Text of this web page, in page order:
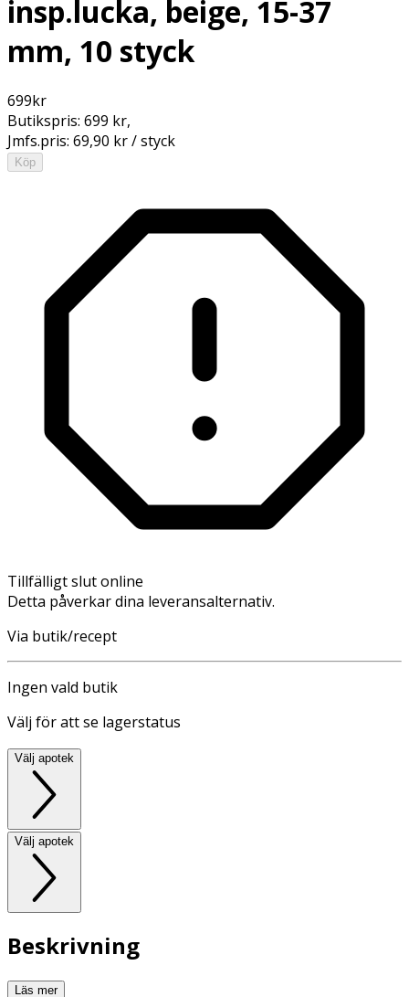
insp.lucka, beige, 15-37
mm, 10 styck
699kr
Butikspris: 699 kr,
Jmfs.pris: 69,90 kr / styck
Köp
Tillfälligt slut online
Detta påverkar dina leveransalternativ.
Via butik/recept
Ingen vald butik
Välj för att se lagerstatus
Välj apotek
Välj apotek
Beskrivning
Läs mer